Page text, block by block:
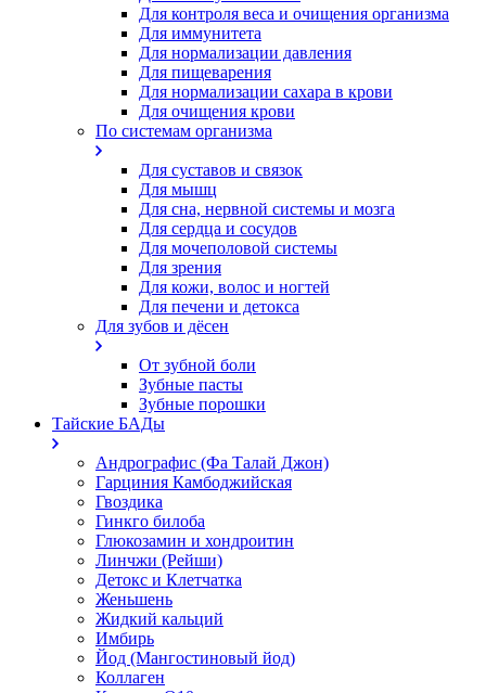
Для контроля веса и очищения организма
Для иммунитета
Для нормализации давления
Для пищеварения
Для нормализации сахара в крови
Для очищения крови
По системам организма
Для суставов и связок
Для мышц
Для сна, нервной системы и мозга
Для сердца и сосудов
Для мочеполовой системы
Для зрения
Для кожи, волос и ногтей
Для печени и детокса
Для зубов и дёсен
От зубной боли
Зубные пасты
Зубные порошки
Тайские БАДы
Андрографис (Фа Талай Джон)
Гарциния Камбоджийская
Гвоздика
Гинкго билоба
Глюкозамин и хондроитин
Линчжи (Рейши)
Детокс и Клетчатка
Женьшень
Жидкий кальций
Имбирь
Йод (Мангостиновый йод)
Коллаген